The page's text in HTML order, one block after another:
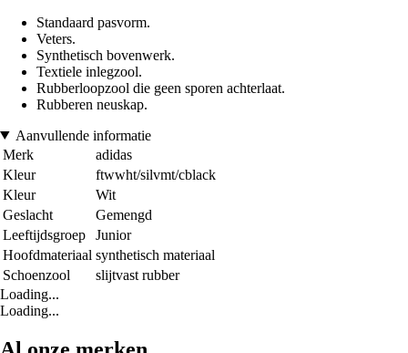
Standaard pasvorm.
Veters.
Synthetisch bovenwerk.
Textiele inlegzool.
Rubberloopzool die geen sporen achterlaat.
Rubberen neuskap.
Aanvullende informatie
Merk
adidas
Kleur
ftwwht/silvmt/cblack
Kleur
Wit
Geslacht
Gemengd
Leeftijdsgroep
Junior
Hoofdmateriaal synthetisch materiaal
Schoenzool
slijtvast rubber
Loading...
Loading...